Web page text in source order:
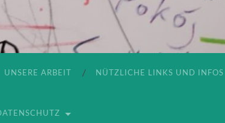
UNSERE ARBEIT NÜTZLICHE LINKS UND INFOS